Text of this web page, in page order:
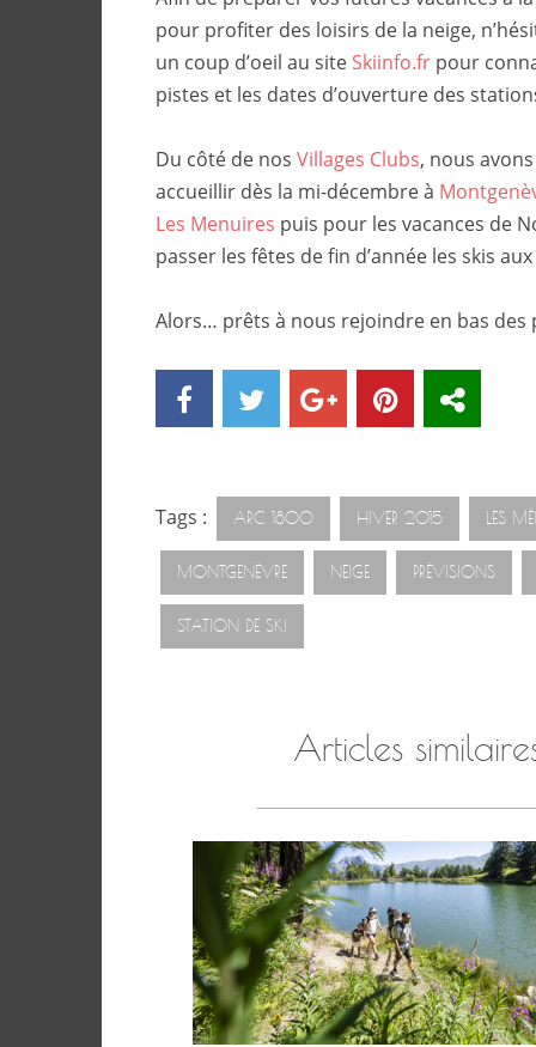
pour profiter des loisirs de la neige,
un coup d’oeil au site Skiinfo.fr pour
pistes et les dates d’ouverture des
Du côté de nos Villages Clubs, nous
accueillir dès la mi-décembre à
Les Menuires puis pour les vacances de
passer les fêtes de fin d’année les skis
Alors… prêts à nous rejoindre en bas des
Tags : ARC 1800 HIVER 2015 LES
MONTGENÈVRE NEIGE PRÉVISIONS
STATION DE SKI
Articles